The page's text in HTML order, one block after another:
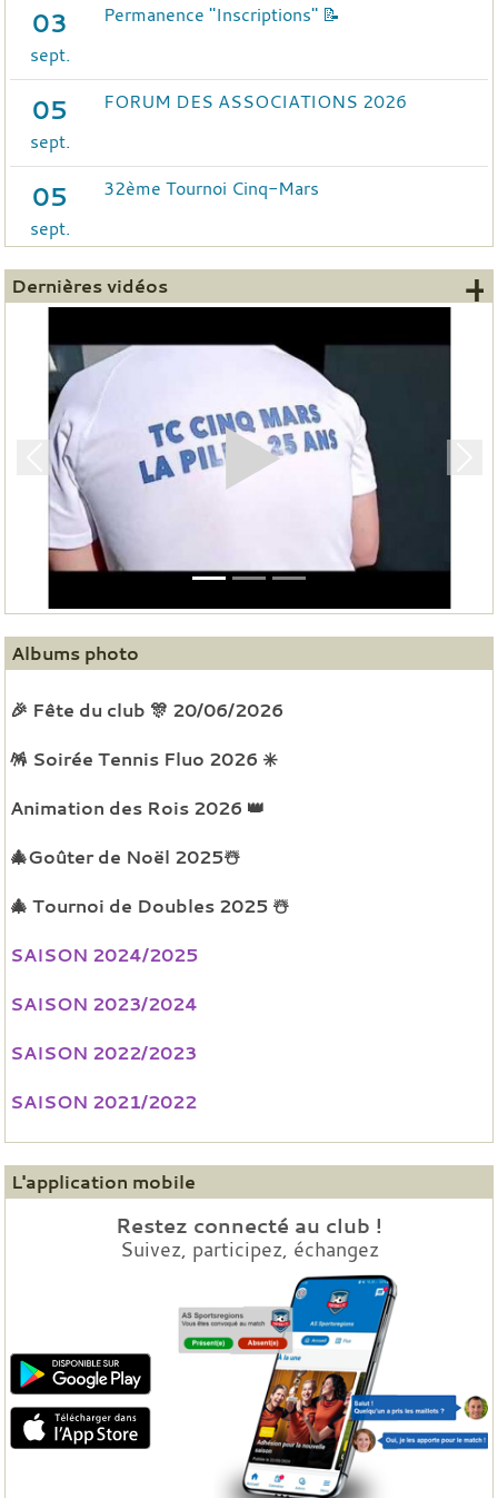
03
sept.
Permanence "Inscriptions" 📝
05
sept.
FORUM DES ASSOCIATIONS 2026
05
sept.
32ème Tournoi Cinq-Mars
Dernières vidéos
Précedent
Albums photo
🎉 Fête du club 🎊 20/06/2026
🪅 Soirée Tennis Fluo 2026 ✳️
Animation des Rois 2026 👑
🎄Goûter de Noël 2025☃️
🎄 Tournoi de Doubles 2025 ☃️
SAISON 2024/2025
SAISON 2023/2024
SAISON 2022/2023
SAISON 2021/2022
L'application mobile
Restez connecté au club !
Suivez, participez, échangez